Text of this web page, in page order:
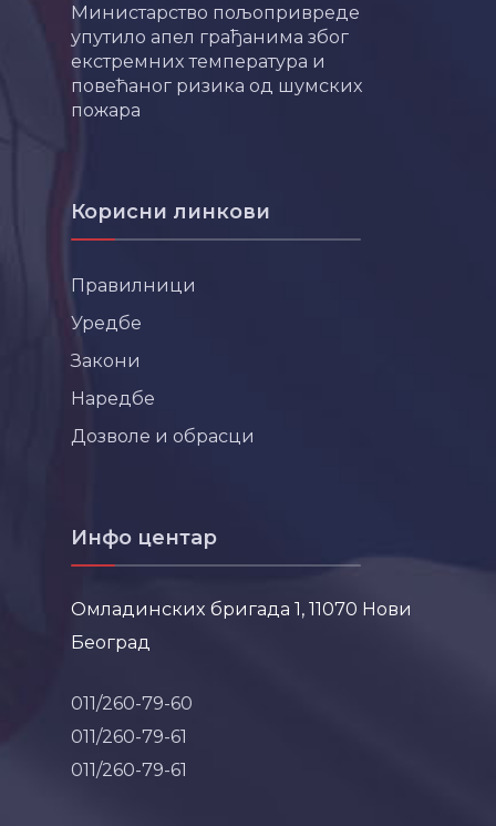
Министарство пољопривреде
упутило апел грађанима због
екстремних температура и
повећаног ризика од шумских
пожара
Корисни линкови
Правилници
Уредбе
Закони
Наредбе
Дозволе и обрасци
Инфо центар
Омладинских бригада 1, 11070 Нови
Београд
011/260-79-60
011/260-79-61
011/260-79-61